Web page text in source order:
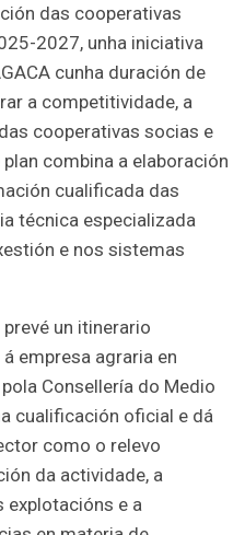
das cooperativas
2027, unha iniciativa
cunha duración de
a competitividade, a
cooperativas socias e
combina a elaboración
cualificada das
técnica especializada
e nos sistemas
un itinerario
empresa agraria en
Consellería do Medio
cualificación oficial e dá
como o relevo
da actividade, a
explotacións e a